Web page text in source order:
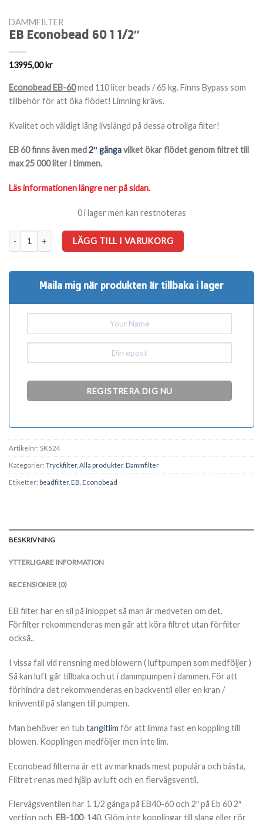
DAMMFILTER
EB Econobead 60 1 1/2″
13995,00kr
Econobead EB-60med 110 liter beads / 65 kg. Finns Bypass som
tillbehör för att öka flödet! Limning krävs.
Kvalitet och väldigt lång livslängd på dessa otroliga filter!
EB 60 finns även med2″ gängavilket ökar flödet genom filtret till
max 25 000 liter i timmen.
Läs informationen längre ner på sidan.
0 i lager men kan restnoteras
EB Econobead 60 1 1/2" mängd
LÄGG TILL I VARUKORG
Maila mig när produkten är tillbaka i lager
Artikelnr: SK524
Kategorier: Tryckfilter, Alla produkter, Dammfilter
Etiketter: beadfilter, EB Econobead
BESKRIVNING
YTTERLIGARE INFORMATION
RECENSIONER (0)
EB filter har en sil på inloppet så man är medveten om det.
Förfilter rekommenderas men går att köra filtret utan förfilter
också..
I vissa fall vid rensning med blowern ( luftpumpen som medföljer )
Så kan luft går tillbaka och ut i dammpumpen i dammen. För att
förhindra det rekommenderas en backventil eller en kran /
knivventil på slangen till pumpen.
Man behöver en tub tangitlim för att limma fast en koppling till
blowen. Kopplingen medföljer men inte lim.
Econobead filterna är ett av marknads mest populära och bästa,
Filtret renas med hjälp av luft och en flervägsventil.
Flervägsventilen har 1 1/2 gänga på EB40-60 och 2″ på Eb 60 2″
vertion och EB-100-140. Glöm inte kopplingar till slang eller rör